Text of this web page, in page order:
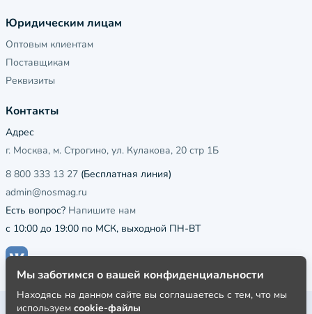
Юридическим лицам
Оптовым клиентам
Поставщикам
Реквизиты
Контакты
Адрес
г. Москва, м. Строгино, ул. Кулакова, 20 стр 1Б
8 800 333 13 27 (Бесплатная линия)
admin@nosmag.ru
Есть вопрос? Напишите нам
с 10:00 до 19:00 по МСК, выходной ПН-ВТ
Публичная оферта
Мы заботимся о вашей конфиденциальности
Находясь на данном сайте вы соглашаетесь с тем, что мы
используем cookie-файлы